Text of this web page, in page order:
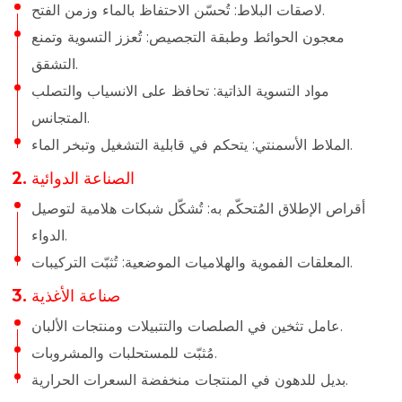
لاصقات البلاط: تُحسّن الاحتفاظ بالماء وزمن الفتح.
معجون الحوائط وطبقة التجصيص: تُعزز التسوية وتمنع
التشقق.
مواد التسوية الذاتية: تحافظ على الانسياب والتصلب
المتجانس.
الملاط الأسمنتي: يتحكم في قابلية التشغيل وتبخر الماء.
2. الصناعة الدوائية
أقراص الإطلاق المُتحكّم به: تُشكّل شبكات هلامية لتوصيل
الدواء.
المعلقات الفموية والهلاميات الموضعية: تُثبّت التركيبات.
3. صناعة الأغذية
عامل تثخين في الصلصات والتتبيلات ومنتجات الألبان.
مُثبّت للمستحلبات والمشروبات.
بديل للدهون في المنتجات منخفضة السعرات الحرارية.